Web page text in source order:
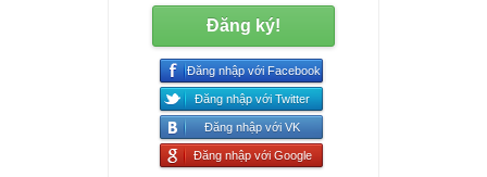
Đăng ký!
Đăng nhập với Facebook
Đăng nhập với Twitter
Đăng nhập với VK
Đăng nhập với Google